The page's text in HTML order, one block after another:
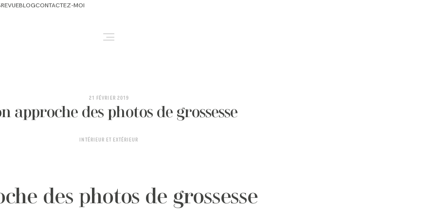
REVUEBLOGCONTACTEZ-MOI
21 FÉVRIER 2019
approche des photos de grossesse
INTÉRIEUR ET EXTÉRIEUR
des photos de grossesse
FAMILY & OLDER BABY